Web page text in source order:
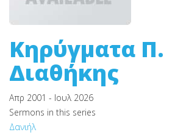
Κηρύγματα Π.
Διαθήκης
Απρ 2001 - Ιουλ 2026
Sermons in this series
Δανιήλ